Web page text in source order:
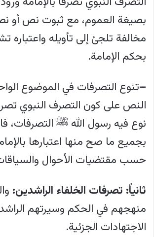
بصيغة العموم، مع ثبوت نص أو
مخالفة تلجئ إلى تأويله واعتباره
بحكم الإمامة.
–تنوع التصرفات في الموضوع
النص على كون التصرف النبوي
نوع فيه رسول الله ﷺ التصرفات،
بجميع ما صح منها اعتبارها
حسب مقتضيات الأحوال
ثانياً: تصرفات الخلفاء الراشدين:
منهجهم في الحكم وسيرتهم
الاجتهادات الجزئية.